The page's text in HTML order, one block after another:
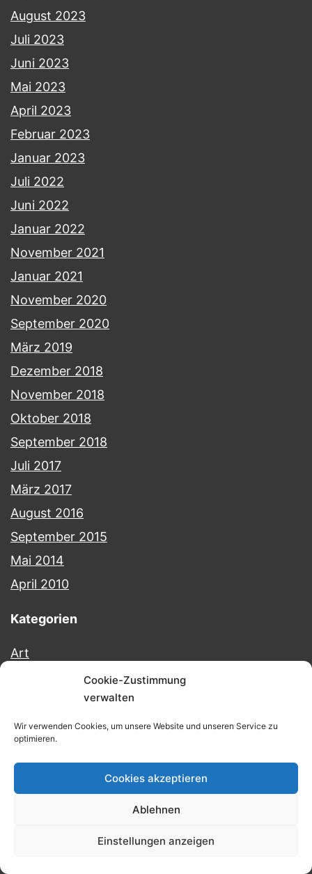
Cookie-Zustimmung
verwalten
Wir verwenden Cookies, um unsere Website und unseren Service zu
optimieren.
Cookies akzeptieren
Ablehnen
Einstellungen anzeigen
August 2023
Juli 2023
Juni 2023
Mai 2023
April 2023
Februar 2023
Januar 2023
Juli 2022
Juni 2022
Januar 2022
November 2021
Januar 2021
November 2020
September 2020
März 2019
Dezember 2018
November 2018
Oktober 2018
September 2018
Juli 2017
März 2017
August 2016
September 2015
Mai 2014
April 2010
Kategorien
Art
B2C
Behavioral Science
Change
Communications